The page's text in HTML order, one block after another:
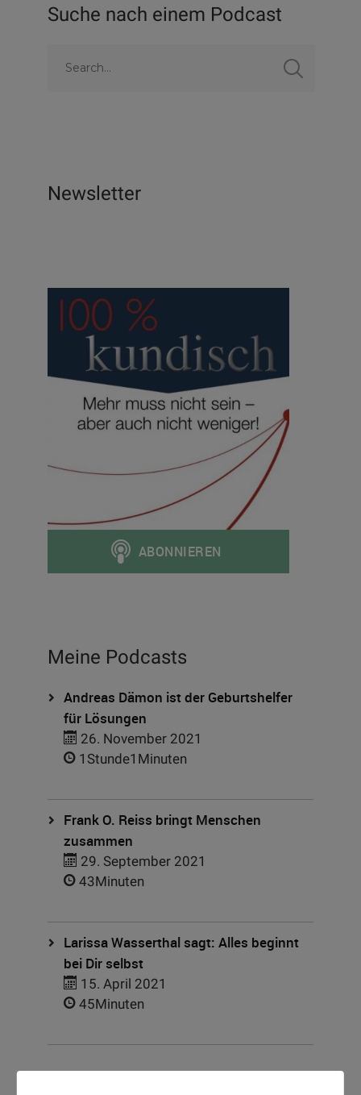
Suche nach einem Podcast
Newsletter
Meine Podcasts
Andreas Dämon ist der Geburtshelfer
für Lösungen
26. November 2021
1Stunde1Minuten
Frank O. Reiss bringt Menschen
zusammen
29. September 2021
43Minuten
Larissa Wasserthal sagt: Alles beginnt
bei Dir selbst
15. April 2021
45Minuten